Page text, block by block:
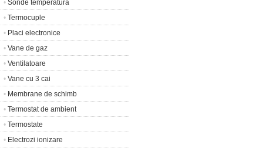
• Sonde temperatura
• Termocuple
• Placi electronice
• Vane de gaz
• Ventilatoare
• Vane cu 3 cai
• Membrane de schimb
• Termostat de ambient
• Termostate
• Electrozi ionizare